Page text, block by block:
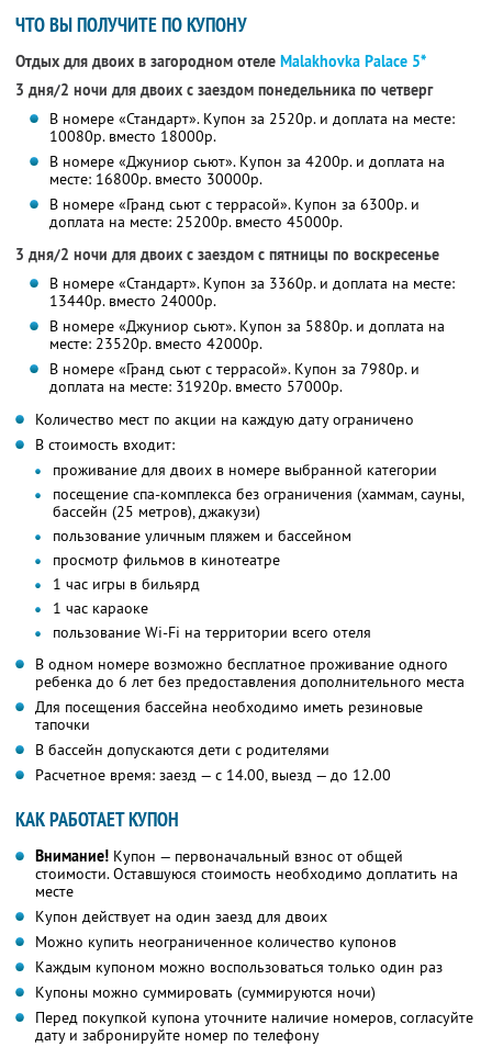
ЧТО ВЫ ПОЛУЧИТЕ ПО КУПОНУ
Отдых для двоих в загородном отеле Malakhovka Palace 5*
3 дня/2 ночи для двоих с заездом понедельника по четверг
В номере «Стандарт». Купон за 2520р. и доплата на месте:
10080р. вместо 18000р.
В номере «Джуниор сьют». Купон за 4200р. и доплата на
месте: 16800р. вместо 30000р.
В номере «Гранд сьют с террасой». Купон за 6300р. и
доплата на месте: 25200р. вместо 45000р.
3 дня/2 ночи для двоих с заездом с пятницы по воскресенье
В номере «Стандарт». Купон за 3360р. и доплата на месте:
13440р. вместо 24000р.
В номере «Джуниор сьют». Купон за 5880р. и доплата на
месте: 23520р. вместо 42000р.
В номере «Гранд сьют с террасой». Купон за 7980р. и
доплата на месте: 31920р. вместо 57000р.
Количество мест по акции на каждую дату ограничено
В стоимость входит:
проживание для двоих в номере выбранной категории
посещение спа-комплекса без ограничения (хаммам, сауны,
бассейн (25 метров), джакузи)
пользование уличным пляжем и бассейном
просмотр фильмов в кинотеатре
1 час игры в бильярд
1 час караоке
пользование Wi-Fi на территории всего отеля
В одном номере возможно бесплатное проживание одного
ребенка до 6 лет без предоставления дополнительного места
Для посещения бассейна необходимо иметь резиновые
тапочки
В бассейн допускаются дети с родителями
Расчетное время: заезд — с 14.00, выезд — до 12.00
КАК РАБОТАЕТ КУПОН
Внимание! Купон — первоначальный взнос от общей
стоимости. Оставшуюся стоимость необходимо доплатить на
месте
Купон действует на один заезд для двоих
Можно купить неограниченное количество купонов
Каждым купоном можно воспользоваться только один раз
Купоны можно суммировать (суммируются ночи)
Перед покупкой купона уточните наличие номеров, согласуйте
дату и забронируйте номер по телефону